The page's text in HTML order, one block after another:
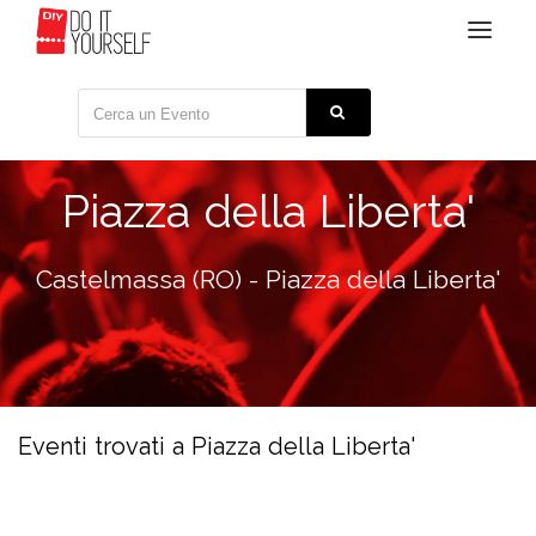
Toggle
Piazza della Liberta'
Castelmassa (RO) - Piazza della Liberta'
Eventi trovati a Piazza della Liberta'